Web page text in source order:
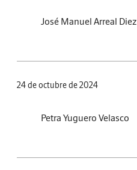
José Manuel Arreal Diez
24 de octubre de 2024
Petra Yuguero Velasco